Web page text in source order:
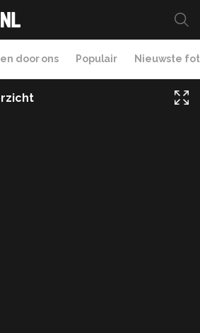
door ons Populair Nieuwste